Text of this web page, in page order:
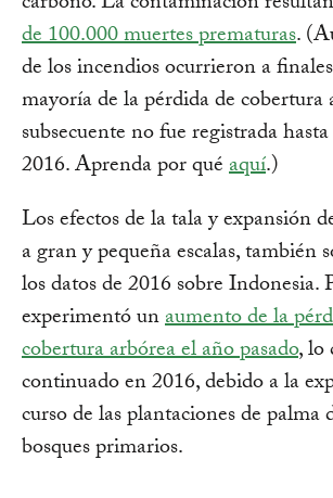
de 100.000 muertes prematuras.
de los incendios ocurrieron a
mayoría de la pérdida de cobertura
subsecuente no fue registrada
2016. Aprenda por quéaquí.)
Los efectos de la tala y expansión
a gran y pequeña escalas, también
los datos de 2016 sobre Indonesia.
experimentó unaumento de la
cobertura arbórea el año pasado, lo
continuado en 2016, debido a la
curso de las plantaciones de palma
bosques primarios.